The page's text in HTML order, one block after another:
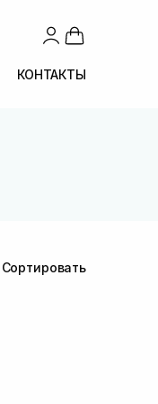
КОНТАКТЫ
Сортировать